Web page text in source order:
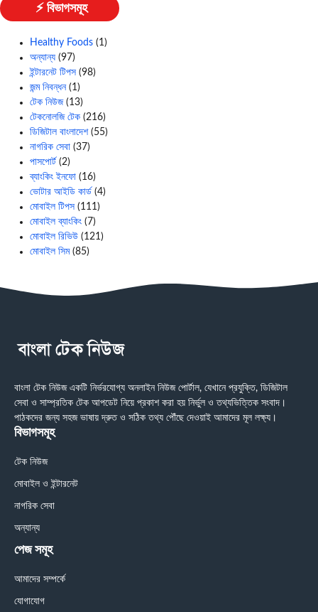
⚡ বিভাগসমূহ
Healthy Foods (1)
অন্যান্য (97)
ইন্টারনেট টিপস (98)
জন্ম নিবন্ধন(1)
টেক নিউজ(13)
টেকনোলজি টেক (216)
ডিজিটাল বাংলাদেশ(55)
নাগরিক সেবা (37)
পাসপোর্ট (2)
ব্যাংকিং ইনফো (16)
ভোটার আইডি কার্ড (4)
মোবাইল টিপস (111)
মোবাইল ব্যাংকিং (7)
মোবাইল রিভিউ (121)
মোবাইল সিম(85)
বাংলা টেক নিউজ একটি নির্ভরযোগ্য অনলাইন নিউজ পোর্টাল, যেখানে প্রযুক্তি, ডিজিটাল
সেবা ও সাম্প্রতিক টেক আপডেট নিয়ে প্রকাশ করা হয় নির্ভুল ও তথ্যভিত্তিক সংবাদ।
পাঠকদের জন্য সহজ ভাষায় দ্রুত ও সঠিক তথ্য পৌঁছে দেওয়াই আমাদের মূল লক্ষ্য।
বিভাগসমূহ
টেক নিউজ
মোবাইল ও ইন্টারনেট
নাগরিক সেবা
অন্যান্য
পেজ সমূহ
আমাদের সম্পর্কে
যোগাযোগ